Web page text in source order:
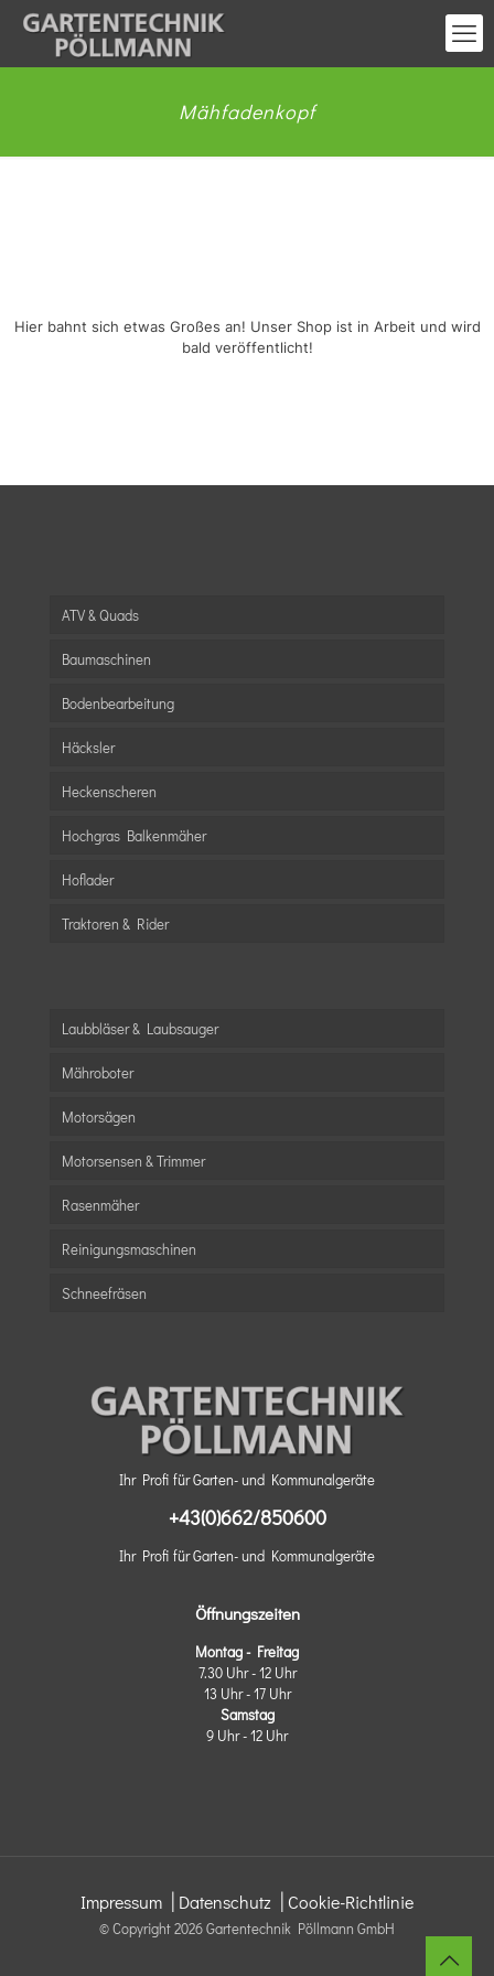
Mähfadenkopf
Hier bahnt sich etwas Großes an! Unser Shop ist in Arbeit und wird
bald veröffentlicht!
ATV & Quads
Baumaschinen
Bodenbearbeitung
Häcksler
Heckenscheren
Hochgras Balkenmäher
Hoflader
Traktoren & Rider
Laubbläser & Laubsauger
Mähroboter
Motorsägen
Motorsensen & Trimmer
Rasenmäher
Reinigungsmaschinen
Schneefräsen
Ihr Profi für Garten- und Kommunalgeräte
+43(0)662/850600
Ihr Profi für Garten- und Kommunalgeräte
Öffnungszeiten
Montag - Freitag
7.30 Uhr - 12 Uhr
13 Uhr - 17 Uhr
Samstag
9 Uhr - 12 Uhr
Impressum | Datenschutz | Cookie-Richtlinie
© Copyright2026 Gartentechnik Pöllmann GmbH